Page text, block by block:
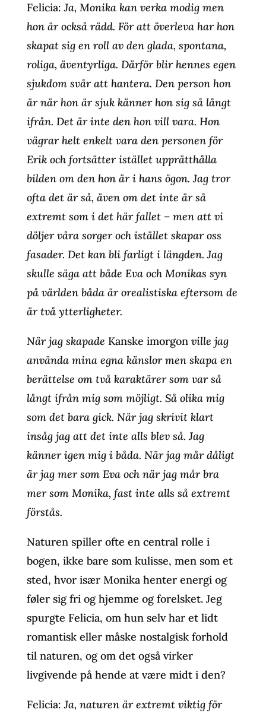
Felicia:Ja, Monika kan verka modig men
hon är också rädd. För att överleva har hon
skapat sig en roll av den glada, spontana,
roliga, äventyrliga. Därför blir hennes egen
sjukdom svår att hantera. Den person hon
är när hon är sjuk känner hon sig så långt
ifrån. Det är inte den hon vill vara. Hon
vägrar helt enkelt vara den personen för
Erik och fortsätter istället upprätthålla
bilden om den hon är i hans ögon. Jag tror
ofta det är så, även om det inte är så
extremt som i det här fallet – men att vi
döljer våra sorger och istället skapar oss
fasader. Det kan bli farligt i längden. Jag
skulle säga att både Eva och Monikas syn
på världen båda är orealistiska eftersom de
är två ytterligheter.
När jag skapade Kanske imorgonville jag
använda mina egna känslor men skapa en
berättelse om två karaktärer som var så
långt ifrån mig som möjligt. Så olika mig
som det bara gick. När jag skrivit klart
insåg jag att det inte alls blev så. Jag
känner igen mig i båda. När jag mår dåligt
är jag mer som Eva och när jag mår bra
mer som Monika, fast inte alls så extremt
förstås.
Naturen spiller ofte en central rolle i
bogen, ikke bare som kulisse, men som et
sted, hvor især Monika henter energi og
føler sig fri og hjemme og forelsket. Jeg
spurgte Felicia, om hun selv har et lidt
romantisk eller måske nostalgisk forhold
til naturen, og om det også virker
livgivende på hende at være midt i den?
Felicia: Ja, naturen är extremt viktig för